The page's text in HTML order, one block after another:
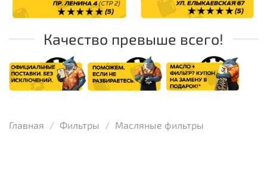
Качество превыше всего!
Главная Фильтры Масляные фильтры